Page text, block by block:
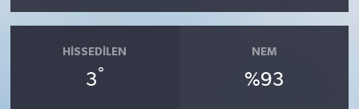
HISSEDILEN
3°
NEM
%93